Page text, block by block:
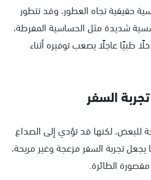
حقيقية تجاه العطور، وقد تتطور
شديدة مثل الحساسية المفرطة،
طبيًا عاجلًا يصعب توفيره أثناء
السفر
للبعض، لكنها قد تؤدي إلى الصداع
يجعل تجربة السفر مزعجة وغير مريحة،
الطائرة.